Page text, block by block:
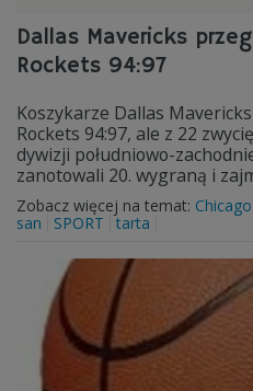
Dallas Mavericks
Rockets 94:97
Koszykarze Dallas
Rockets 94:97, ale z 22
dywizji południowo-
zanotowali 20. wygraną i
Zobacz więcej na temat:
san
SPORT tarta